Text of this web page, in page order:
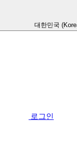
대한민국
로그인